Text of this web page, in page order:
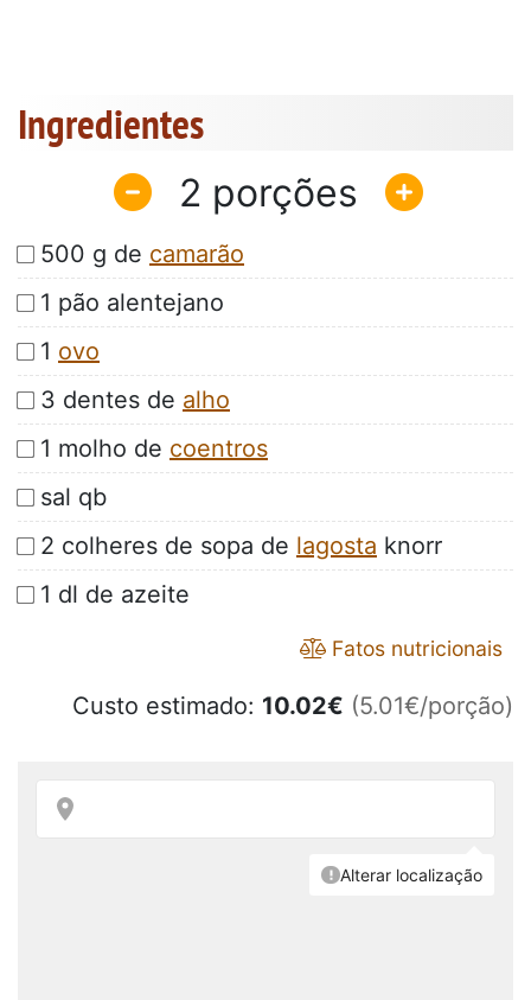
Ingredientes
2
500 g de camarão
1 pão alentejano
1 ovo
3 dentes de alho
1 molho de coentros
sal qb
2 colheres de sopa de lagosta knorr
1 dl de azeite
Fatos nutricionais
Custo estimado: 10.02€ (5.01€/porção)